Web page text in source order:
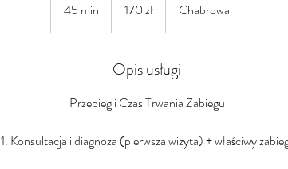
45 min
5
polskich
170 zł Chabrowa
Opis usługi
Przebieg i Czas Trwania Zabiegu
1. Konsultacja i diagnoza (pierwsza wizyta) + właściwy